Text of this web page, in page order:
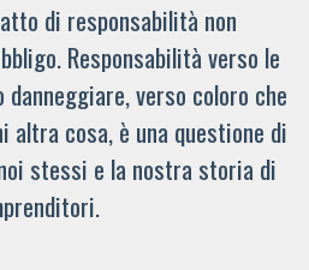
di responsabilità non
Responsabilità verso le
verso coloro che
altra cosa, è una questione di
stessi e la nostra storia di